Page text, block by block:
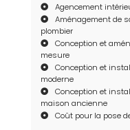
Agencement
Aménagement de
plombier
Conception et
mesure
Conception et
moderne
Conception et
maison ancienne
Coût pour la pose